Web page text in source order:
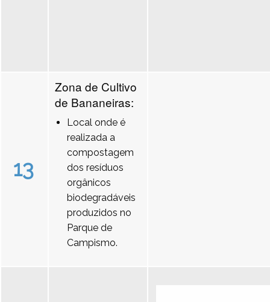
13
Zona de Cultivo
de Bananeiras:
Local onde é
realizada a
compostagem
dos resíduos
orgânicos
biodegradáveis
produzidos no
Parque de
Campismo.